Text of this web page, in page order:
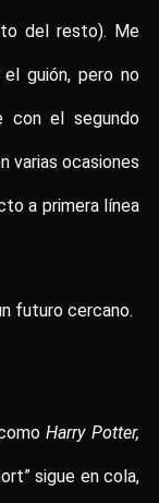
del resto). Me
guión, pero no
con el segundo
varias ocasiones
a primera línea
futuro cercano.
Harry Potter,
sigue en cola,